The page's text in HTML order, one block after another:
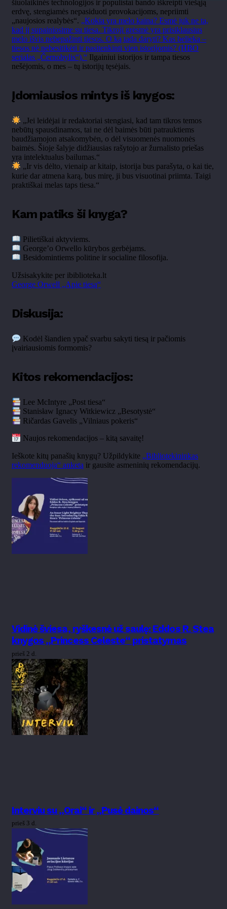
šiuolaikinės technologijos ir populistai bando iškreipti viešąją
erdvę, stengiamės nepasiduoti provokacijoms, nepriimti
„naujosios realybės“. „Kokia yra melo kaina? Esmė juk ne ta,
kad jį supainiosime su tiesa. Tikroji grėsmė yra prisiklausius
melo išvis nebepažinti tiesos. O ką tada daryti? Kas belieka –
tiesos nė nebesitikėti ir pasitenkinti vien istorijomis? (HBO
serialas „Černobylis“).“ Ilgainiui istorijos ir tampa tiesos
nešėjomis, o mes – tų istorijų tęsėjais.
Įdomiausios mintys iš knygos:
„Jei leidėjai ir redaktoriai stengiasi, kad tam tikros temos
nebūtų spausdinamos, tai ne dėl baimės būti patrauktiems
baudžiamojon atsakomybėn, o dėl visuomenės nuomonės
baimės. Šioje šalyje didžiausias rašytojo ar žurnalisto priešas
yra intelektualus bailumas.“
„Ir vis dėlto, vienaip ar kitaip, istorija bus parašyta, o kai tie,
kurie dar atmena karą, bus mirę, ji bus visuotinai priimta. Taigi
praktiškai melas taps tiesa.“
Kam patiks ši knyga?
Pilietiškai aktyviems.
George’o Orwello kūrybos gerbėjams.
Besidomintiems politine ir socialine filosofija.
Užsisakykite per ibiblioteka.lt
George Orwell „Apie tiesą“
Diskusija:
Kodėl šiandien ypač svarbu sakyti tiesą ir pačiomis
įvairiausiomis formomis?
Kitos rekomendacijos:
Lee McIntyre „Post tiesa“
Stanisław Ignacy Witkiewicz „Besotystė“
Ričardas Gavelis „Vilniaus pokeris“
Naujos rekomendacijos – kitą savaitę!
Ieškote kitų panašių knygų? Užpildykite „Bibliotekininkas
rekomenduoja“ anketą ir gausite asmeninių rekomendacijų.
Vidinė šviesa, ryškesnė už saulę: Eddos R. Stea
knygos „Princess Celeste“ pristatymas
prieš 2 d.
Interviu su „Orai“ ir „Pusė dainos“
prieš 3 d.